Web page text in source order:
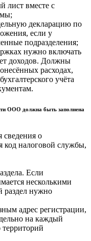
лист вместе с
декларацию по
если у
подразделения;
нужно включать
доходов. Должны
расходах,
учёта
ООО должна быть заполнена
сведения о
код налоговой службы,
Если
несколькими
раздел нужно
адрес регистрации,
на каждый